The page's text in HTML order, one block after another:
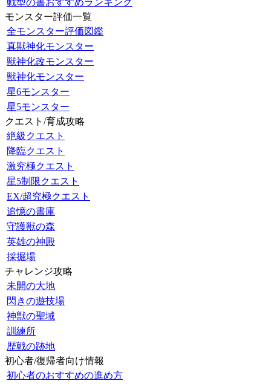
戦型の書おすすめランキング
モンスター評価一覧
全モンスター評価図鑑
真獣神化モンスター
獣神化改モンスター
獣神化モンスター
星6モンスター
星5モンスター
クエスト/育成攻略
絶級クエスト
降臨クエスト
激究極クエスト
星5制限クエスト
EX/超究極クエスト
追憶の書庫
守護獣の森
英雄の神殿
採掘場
チャレンジ攻略
未開の大地
閃きの遊技場
神獣の聖域
訓練所
歴戦の跡地
初心者/復帰者向け情報
初心者のおすすめの進め方